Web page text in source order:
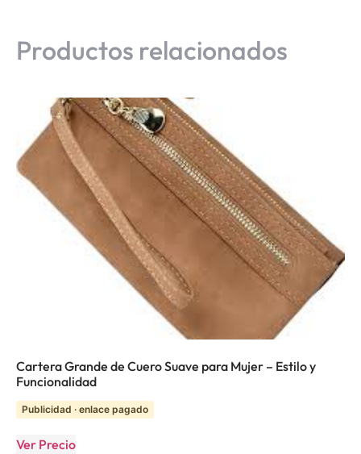
Productos relacionados
Cartera Grande de Cuero Suave para Mujer – Estilo y
Funcionalidad
Publicidad · enlace pagado
Ver Precio